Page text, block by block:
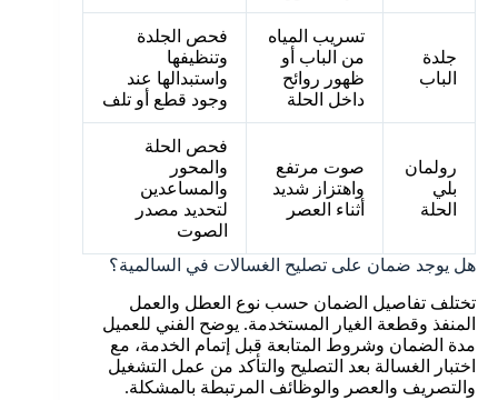
جلدة
الباب
تسريب المياه
من الباب أو
ظهور روائح
داخل الحلة
فحص الجلدة
وتنظيفها
واستبدالها عند
وجود قطع أو تلف
رولمان
بلي
الحلة
صوت مرتفع
واهتزاز شديد
أثناء العصر
فحص الحلة
والمحور
والمساعدين
لتحديد مصدر
الصوت
هل يوجد ضمان على تصليح الغسالات في السالمية؟
تختلف تفاصيل الضمان حسب نوع العطل والعمل
المنفذ وقطعة الغيار المستخدمة. يوضح الفني للعميل
مدة الضمان وشروط المتابعة قبل إتمام الخدمة، مع
اختبار الغسالة بعد التصليح والتأكد من عمل التشغيل
والتصريف والعصر والوظائف المرتبطة بالمشكلة.